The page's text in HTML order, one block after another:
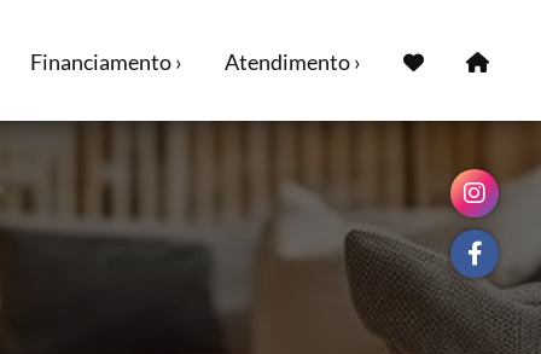
Financiamento › Atendimento ›